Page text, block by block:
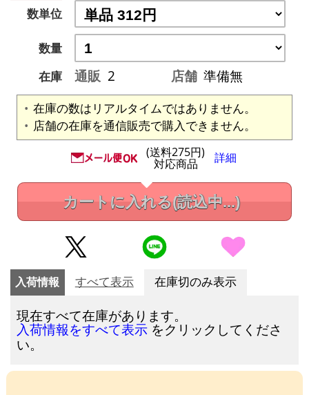
数単位
数量
在庫
通販 2 店舗 準備無
在庫の数はリアルタイムではありません。
店舗の在庫を通信販売で購入できません。
(送料275円)
対応商品 詳細
カートに入れる(読込中...)
入荷情報 すべて表示 在庫切のみ表示
現在すべて在庫があります。
入荷情報をすべて表示 をクリックしてくださ
い。